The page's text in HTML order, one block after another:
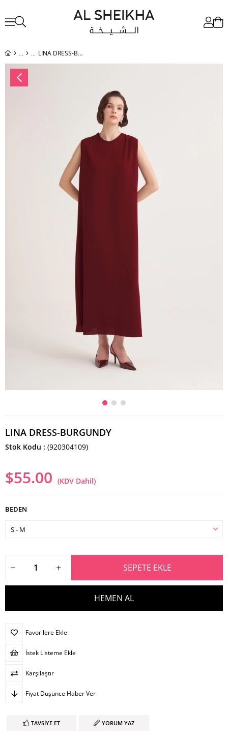
LINA DRESS-BURGUNDY
LINA DRESS-BURGUNDY
Stok Kodu (920304109)
$55.00 (KDV Dahil)
BEDEN
Favorilere Ekle
İstek Listeme Ekle
Karşılaştır
Fiyat Düşünce Haber Ver
TAVSIYE ET YORUM YAZ